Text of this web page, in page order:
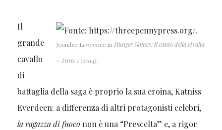
Jennifer Lawrence in Hunger Games: Il canto della rivolta
– Parte 1 (2014).
Il
grande
cavallo
di
battaglia della saga è proprio la sua eroina, Katniss
Everdeen: a differenza di altri protagonisti celebri,
la ragazza di fuoconon è una “Prescelta” e, a rigor